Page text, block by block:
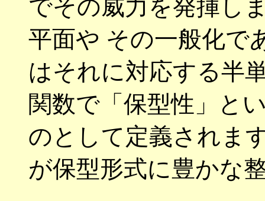
でその威力を発揮し
平面や その一般化で
はそれに対応する半
関数で「保型性」と
のとして定義されま
が保型形式に豊かな